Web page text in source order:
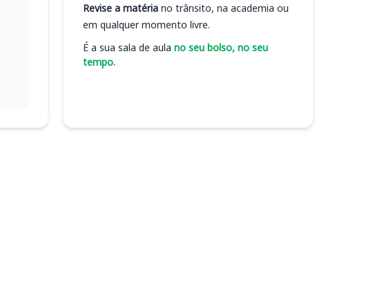
Revise a matéria no trânsito, na academia ou
em qualquer momento livre.
É a sua sala de aula no seu bolso, no seu
tempo.